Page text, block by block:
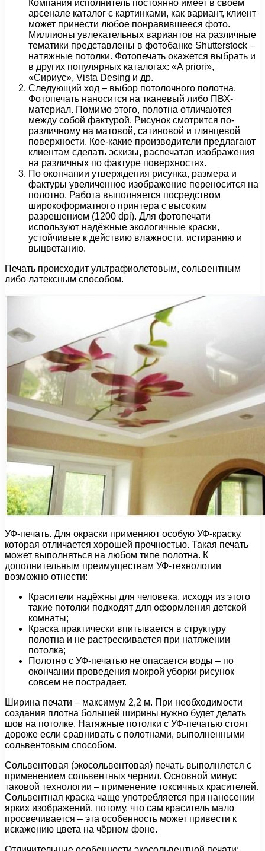
Компания исполнитель постоянно имеет в своем
арсенале каталог с картинками, как вариант, клиент
может принести любое понравившееся фото.
Миллионы увлекательных вариантов на различные
тематики представлены в фотобанке Shutterstock –
натяжные потолки. Фотопечать окажется выбрать и
в других популярных каталогах: «A priori»,
«Сириус», Vista Desing и др.
Следующий ход – выбор потолочного полотна.
Фотопечать наносится на тканевый либо ПВХ-
материал. Помимо этого, полотна отличаются
между собой фактурой. Рисунок смотрится по-
различному на матовой, сатиновой и глянцевой
поверхности. Кое-какие производители предлагают
клиентам сделать эскизы, распечатав изображения
на различных по фактуре поверхностях.
По окончании утверждения рисунка, размера и
фактуры увеличенное изображение переносится на
полотно. Работа выполняется посредством
широкоформатного принтера с высоким
разрешением (1200 dpi). Для фотопечати
используют надёжные экологичные краски,
устойчивые к действию влажности, истиранию и
выцветанию.
Печать происходит ультрафиолетовым, сольвентным
либо латексным способом.
УФ-печать. Для окраски применяют особую УФ-краску,
которая отличается хорошей прочностью. Такая печать
может выполняться на любом типе полотна. К
дополнительным преимуществам УФ-технологии
возможно отнести:
Красители надёжны для человека, исходя из этого
такие потолки подходят для оформления детской
комнаты;
Краска практически впитывается в структуру
полотна и не растрескивается при натяжении
потолка;
Полотно с УФ-печатью не опасается воды – по
окончании проведения мокрой уборки рисунок
совсем не пострадает.
Ширина печати – максимум 2,2 м. При необходимости
создания плотна большей ширины нужно будет делать
шов на потолке. Натяжные потолки с УФ-печатью стоят
дороже если сравнивать с полотнами, выполненными
сольвентовым способом.
Сольвентовая (экосольвентовая) печать выполняется с
применением сольвентных чернил. Основной минус
таковой технологии – применение токсичных красителей.
Сольвентная краска чаще употребляется при нанесении
ярких изображений, потому, что сам краситель мало
просвечивается – эта особенность может привести к
искажению цвета на чёрном фоне.